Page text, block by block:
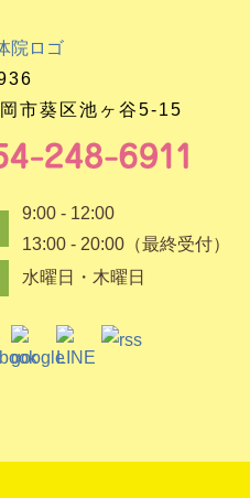
市葵区池ヶ谷5-15
9:00 - 12:00
13:00 - 20:00（最終受付）
水曜日・木曜日